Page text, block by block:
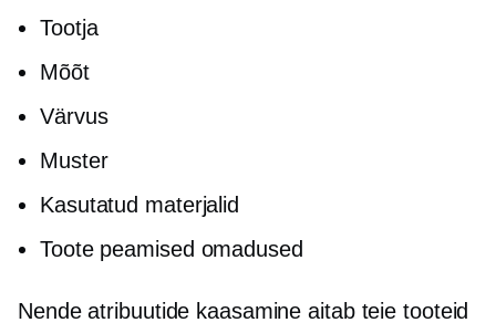
Tootja
Mõõt
Värvus
Muster
Kasutatud materjalid
Toote peamised omadused
Nende atribuutide kaasamine aitab teie tooteid